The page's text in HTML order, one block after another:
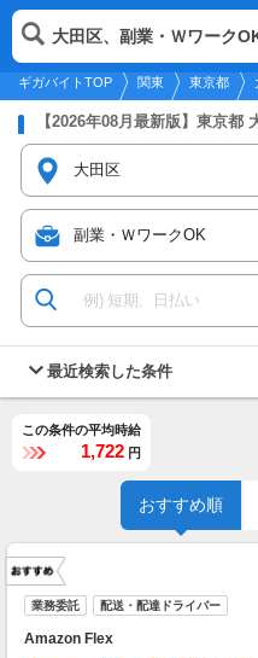
2026年8月9日更新
関東
ギガバイトTOP 関東 東京都
大田区、副業・Ｗワーク
【2026年08月最新版】東京都 大田区の副業・Ｗワ
大田区
副業・ＷワークOK
最近検索した条件
この条件の平均時給
1,722 円
おすすめ順
業務委託 配送・配達ドライバー
Amazon Flex